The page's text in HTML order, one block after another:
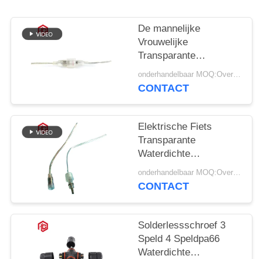
De mannelijke
Vrouwelijke
Transparante
Waterdichte
gelijkstroom
onderhandelbaar MOQ:Overeen te komen
CONTACT
Elektrische Fiets
Transparante
Waterdichte
Gelijkstroom Jack Ip
65 Machtsschakelaar
onderhandelbaar MOQ:Overeen te komen
CONTACT
Solderlessschroef 3
Speld 4 Speldpa66
Waterdichte